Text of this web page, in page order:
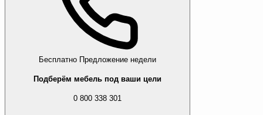
Бесплатно Предложение недели
Подберём мебель под ваши цели
0 800 338 301